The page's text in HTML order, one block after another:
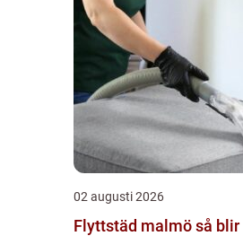
02 augusti 2026
Flyttstäd malmö så blir